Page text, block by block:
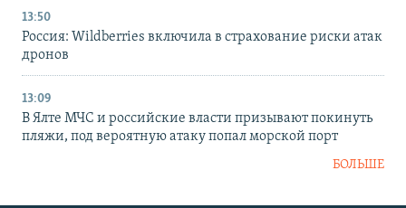
13:50
Россия: Wildberries включила в страхование риски атак
дронов
13:09
В Ялте МЧС и российские власти призывают покинуть
пляжи, под вероятную атаку попал морской порт
БОЛЬШЕ